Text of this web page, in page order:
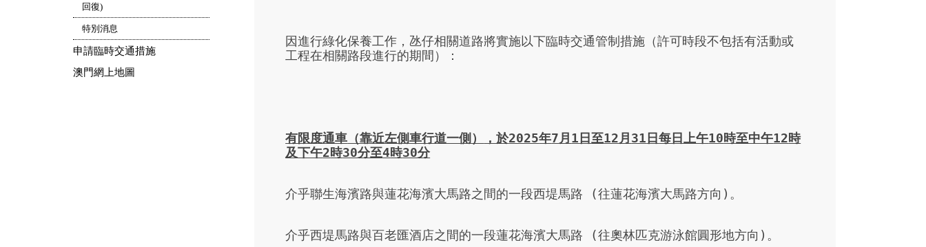
回復)
特別消息
申請臨時交通措施
澳門網上地圖
因進行綠化保養工作，氹仔相關道路將實施以下臨時交通管制措施（許可時段不包括有活動或
工程在相關路段進行的期間）：
有限度通車 （靠近左側車行道一側） ，於2025年7月 1 日至12月 31 日每日上午10時至中午12時
及下午2時30分至4時30分
介乎聯生海濱路與蓮花海濱大馬路之間的一段西堤馬路 (往蓮花海濱大馬路方向)。
介乎西堤馬路與百老匯酒店之間的一段蓮花海濱大馬路 (往奧林匹克游泳館圓形地方向)。